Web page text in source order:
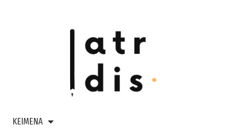
ΚΕΙΜΕΝΑ